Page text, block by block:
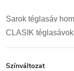
Sarok téglasáv
CLASIK
Színváltozat